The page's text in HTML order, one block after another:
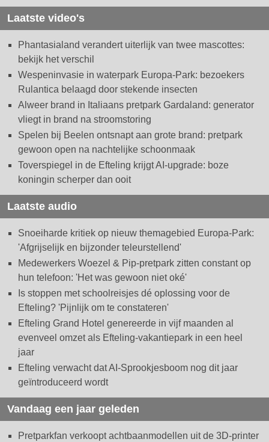
Laatste video's
Phantasialand verandert uiterlijk van twee mascottes:
bekijk het verschil
Wespeninvasie in waterpark Europa-Park: bezoekers
Rulantica belaagd door stekende insecten
Alweer brand in Italiaans pretpark Gardaland: generator
vliegt in brand na stroomstoring
Spelen bij Beelen ontsnapt aan grote brand: pretpark
gewoon open na nachtelijke schoonmaak
Toverspiegel in de Efteling krijgt AI-upgrade: boze
koningin scherper dan ooit
Laatste audio
Snoeiharde kritiek op nieuw themagebied Europa-Park:
'Afgrijselijk en bijzonder teleurstellend'
Medewerkers Woezel & Pip-pretpark zitten constant op
hun telefoon: 'Het was gewoon niet oké'
Is stoppen met schoolreisjes dé oplossing voor de
Efteling? 'Pijnlijk om te constateren'
Efteling Grand Hotel genereerde in vijf maanden al
evenveel omzet als Efteling-vakantiepark in een heel
jaar
Efteling verwacht dat AI-Sprookjesboom nog dit jaar
geïntroduceerd wordt
Vandaag een jaar geleden
Pretparkfan verkoopt achtbaanmodellen uit de 3D-printer